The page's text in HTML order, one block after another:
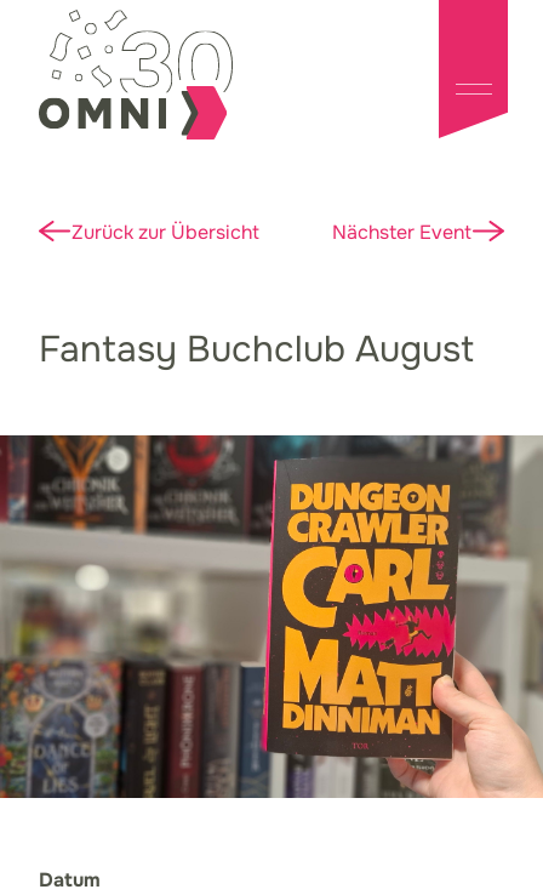
Zurück zur Übersicht Nächster Event
Fantasy Buchclub August
Datum